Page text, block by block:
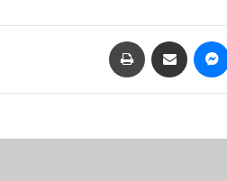
سكايب ماسنجر مشاركة عبر البريد